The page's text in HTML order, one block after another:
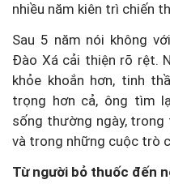
nhiều năm kiên trì chiến
Sau 5 năm nói không
Đào Xá cải thiện rõ rệt.
khỏe khoắn hơn, tinh
trọng hơn cả, ông tìm
sống thường ngày,
và trong những cuộc trò
Từ người bỏ thuốc đến